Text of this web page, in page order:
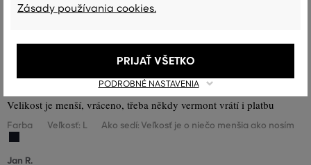
Velikost je menší, vráceno, třeba někdy vermont vrátí i platbu
Farba Veľkosť: L Ako sedí: Veľkosť je o niečo menšia ako nosím
Jan R.
Zásady používania cookies.
PODROBNÉ NASTAVENIA
PRIJAŤ VŠETKO